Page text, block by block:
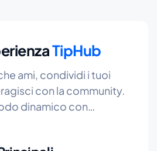
TipHub
ami, condividi i tuoi
con la community.
dinamico con